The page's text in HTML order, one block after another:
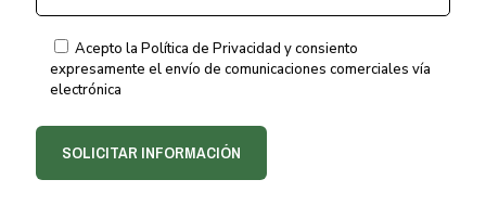
Acepto la Política de Privacidad y consiento
expresamente el envío de comunicaciones comerciales vía
electrónica